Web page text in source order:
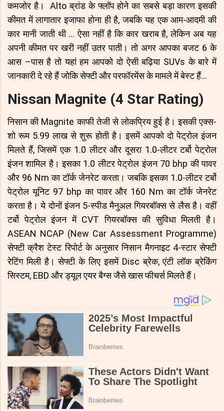
कमजोर है। Alto ब्रांड के फ्लॉप होने का सबसे बड़ा कारण इसकी
कीमत में लागातार इजाफा होना ही है, जबकि यह एक आम-आदमी की
कार मानी जाती थी ... ऐसा नहीं है कि कार खराब है, लेकिन अब यह
अपनी कीमत पर खरी नहीं उतर पाती। तो अगर आपका बजट 6 के
आस –पास है तो यहां हम आपको दो ऐसी बढ़िया SUVs के बारे में
जानकारी दे रहे हैं जोकि सेफ्टी और परफॉरमेंस के मामले में बेस्ट हैं...
Nissan Magnite (4 Star Rating)
निसान की Magnite काफी तेजी से लोकप्रिय हुई है। इसकी एक्स-
शो रूम 5.99 लाख से शुरू होती है। इसमें आपको दो पेट्रोल इंजन
मिलते हैं, जिसमें एक 1.0 लीटर और दूसरा 1.0-लीटर टर्बो पेट्रोल
इंजन शामिल है। इसका 1.0 लीटर पेट्रोल इंजन 70 bhp की पावर
और 96 Nm का टॉर्क जेनरेट करता। जबकि इसका 1.0-लीटर टर्बो
पेट्रोल यूनिट 97 bhp का पावर और 160 Nm का टॉर्क जेनरेट
करता है। ये दोनों इंजन 5-स्पीड मैनुअल गियरबॉक्स से लैस है। वहीं
टर्बो पेट्रोल इंजन में CVT गियरबॉक्स की सुविधा मिलती है।
ASEAN NCAP (New Car Assessment Programme)
सेफ्टी क्रैश टेस्ट रिपोर्ट के अनुसार निसान मैगनाइट 4-स्टार सेफ्टी
रेटिंग मिली है। सेफ्टी के लिए इसमें Disc ब्रेक, एंटी लॉक ब्रेकिंग
सिस्टम, EBD और ड्यूल एयर बैग्स जैसे खास फीचर्स मिलते हैं।